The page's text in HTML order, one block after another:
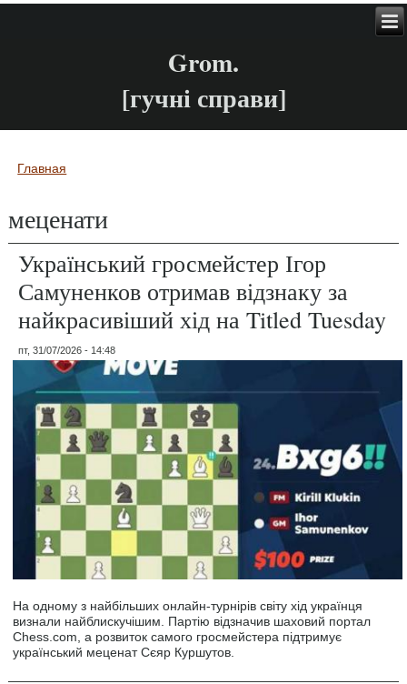
Grom.
[гучні справи]
Вы здесь
Главная
меценати
Український гросмейстер Ігор
Самуненков отримав відзнаку за
найкрасивіший хід на Titled Tuesday
пт, 31/07/2026 - 14:48
На одному з найбільших онлайн-турнірів світу хід українця
визнали найблискучішим. Партію відзначив шаховий портал
Chess.com, а розвиток самого гросмейстера підтримує
український меценат Сєяр Куршутов.